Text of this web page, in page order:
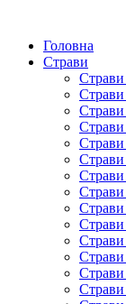
Головна
Страви
Страви
Страви
Страви
Страви
Страви
Страви
Страви
Страви
Страви
Страви
Страви
Страви